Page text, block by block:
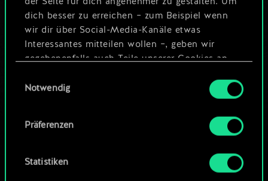
dich besser zu erreichen – zum Beispiel wenn
wir dir über Social-Media-Kanäle etwas
Interessantes mitteilen wollen –, geben wir
gegebenenfalls auch Teile unserer Cookies an
Cookies erfordert allerdings deine Zustimmung.
Alle Details zu unserer Nutzung von Cookies
findest du unten im Menü „Einstellungen“, wo
um das Thema Cookies ändern kannst.
Notwendig
Präferenzen
Statistiken
Deck bearbeiten
ODER
Community-Decks durchsuchen